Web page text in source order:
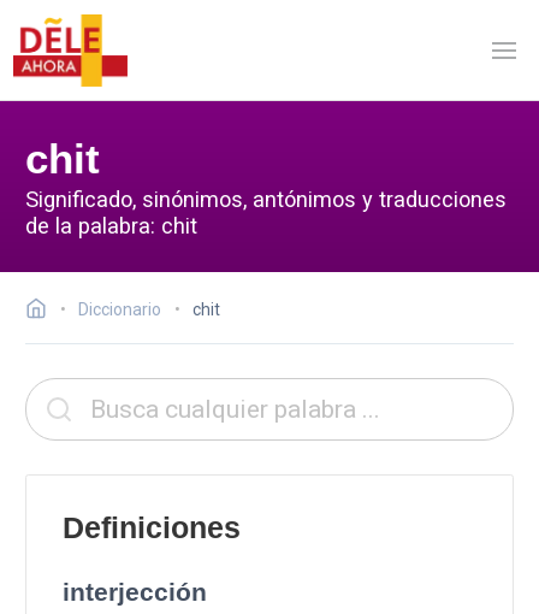
chit
Significado, sinónimos, antónimos y traducciones
de la palabra: chit
Diccionario chit
Definiciones
interjección